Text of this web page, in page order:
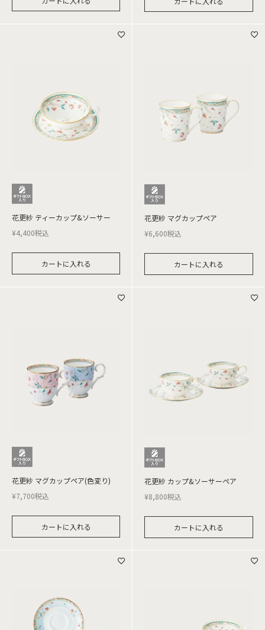
花更紗 ティーカップ&ソーサー
¥4,400税込
カートに入れる
花更紗 マグカップペア
¥6,600税込
カートに入れる
花更紗 マグカップペア(色変り)
¥7,700税込
カートに入れる
花更紗 カップ&ソーサーペア
¥8,800税込
カートに入れる